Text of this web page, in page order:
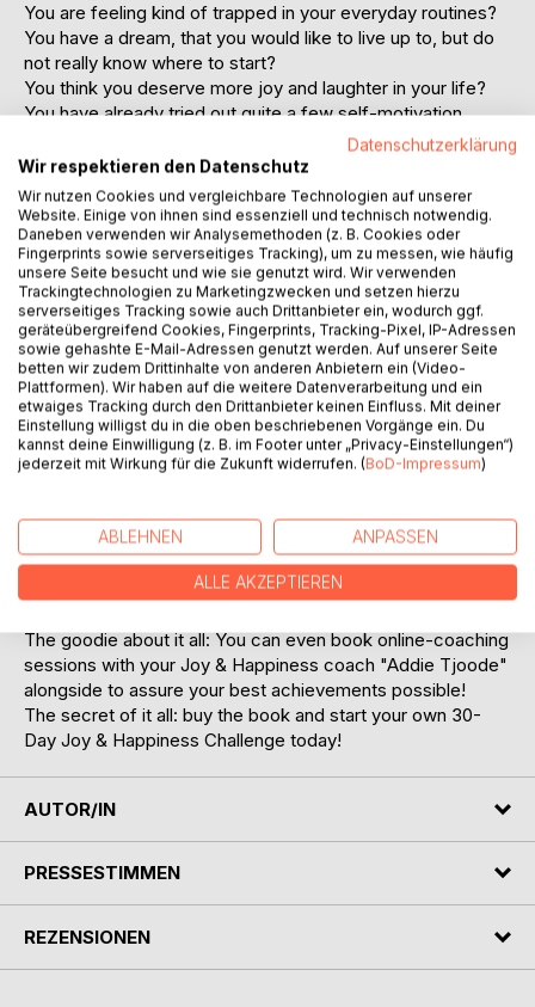
You are feeling kind of trapped in your everyday routines?
You have a dream, that you would like to live up to, but do
not really know where to start?
You think you deserve more joy and laughter in your life?
You have already tried out quite a few self-motivation
guides to make a change but none of them has worked for
you so far?
Well, dude: Time to focus on the solution instead of the
problem!
"Addie Tjoode: My 30-Day Joy & Happiness Challenge"
will journal you to a perfectly joyful and determined attitude
for a lifetime in just one month!
Your new Joy & Happiness Coach "Addie Tjoode" is
offering you a new perspective on reaching out to any goal
you are dreaming of by challenging yourself in 7 Joy &
Happiness disciplines on a daily basis. She will be coaching
you through a process during which you will discover your
(hidden) talents and resources and at the same time
the necessary energy to embrace life in a joyful way on the
long term.
First goal of it all: Falling in love with yourself in only 30
The goodie about it all: You can even book online-coaching
sessions with your Joy & Happiness coach "Addie Tjoode"
alongside to assure your best achievements possible!
The secret of it all: buy the book and start your own 30-
Day Joy & Happiness Challenge today!
AUTOR/IN
PRESSESTIMMEN
REZENSIONEN
Datenschutzerklärung
Wir respektieren den Datenschutz
Wir nutzen Cookies und vergleichbare Technologien auf unserer
Website. Einige von ihnen sind essenziell und technisch notwendig.
Daneben verwenden wir Analysemethoden (z. B. Cookies oder
Fingerprints sowie serverseitiges Tracking), um zu messen, wie häufig
unsere Seite besucht und wie sie genutzt wird. Wir verwenden
Trackingtechnologien zu Marketingzwecken und setzen hierzu
serverseitiges Tracking sowie auch Drittanbieter ein, wodurch ggf.
geräteübergreifend Cookies, Fingerprints, Tracking-Pixel, IP-Adressen
sowie gehashte E-Mail-Adressen genutzt werden. Auf unserer Seite
betten wir zudem Drittinhalte von anderen Anbietern ein (Video-
Plattformen). Wir haben auf die weitere Datenverarbeitung und ein
etwaiges Tracking durch den Drittanbieter keinen Einfluss. Mit deiner
Einstellung willigst du in die oben beschriebenen Vorgänge ein. Du
kannst deine Einwilligung (z. B. im Footer unter „Privacy-Einstellungen“)
jederzeit mit Wirkung für die Zukunft widerrufen. (BoD-Impressum)
ABLEHNEN ANPASSEN
ALLE AKZEPTIEREN